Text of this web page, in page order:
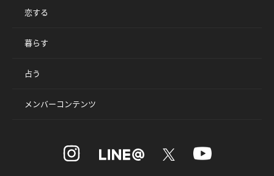
恋する
暮らす
占う
メンバーコンテンツ